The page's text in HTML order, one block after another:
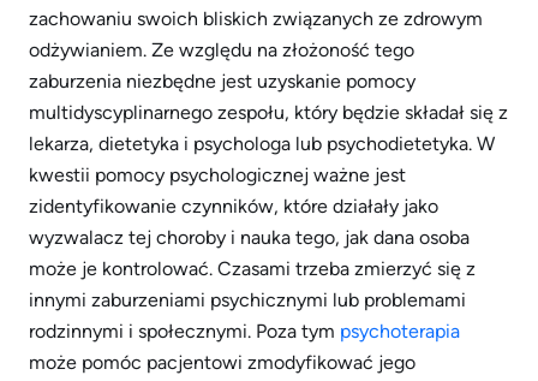
zachowaniu swoich bliskich związanych ze zdrowym
odżywianiem. Ze względu na złożoność tego
zaburzenia niezbędne jest uzyskanie pomocy
multidyscyplinarnego zespołu, który będzie składał się z
lekarza, dietetyka i psychologa lub psychodietetyka. W
kwestii pomocy psychologicznej ważne jest
zidentyfikowanie czynników, które działały jako
wyzwalacz tej choroby i nauka tego, jak dana osoba
może je kontrolować. Czasami trzeba zmierzyć się z
innymi zaburzeniami psychicznymi lub problemami
rodzinnymi i społecznymi. Poza tym psychoterapia
może pomóc pacjentowi zmodyfikować jego